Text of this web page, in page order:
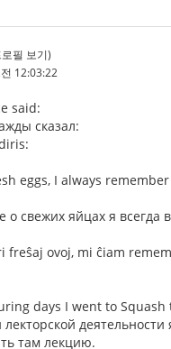
필 보기)
12:03:22
said:
сказал:
eggs, I always
о свежих яйцах я всегда
freŝaj ovoj, mi ĉiam
days I went to
там лекцию.